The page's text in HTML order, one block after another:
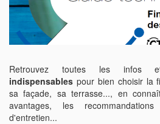
Retrouvez toutes les
indispensables pour bien choisir la
sa façade, sa terrasse..., en
avantages, les
d'entretien...